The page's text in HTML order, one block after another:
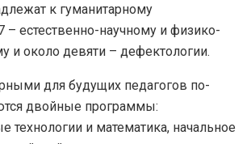
к гуманитарному
– естественно-научному и физико-
и около девяти – дефектологии.
для будущих педагогов по-
двойные программы:
технологии и математика, начальное